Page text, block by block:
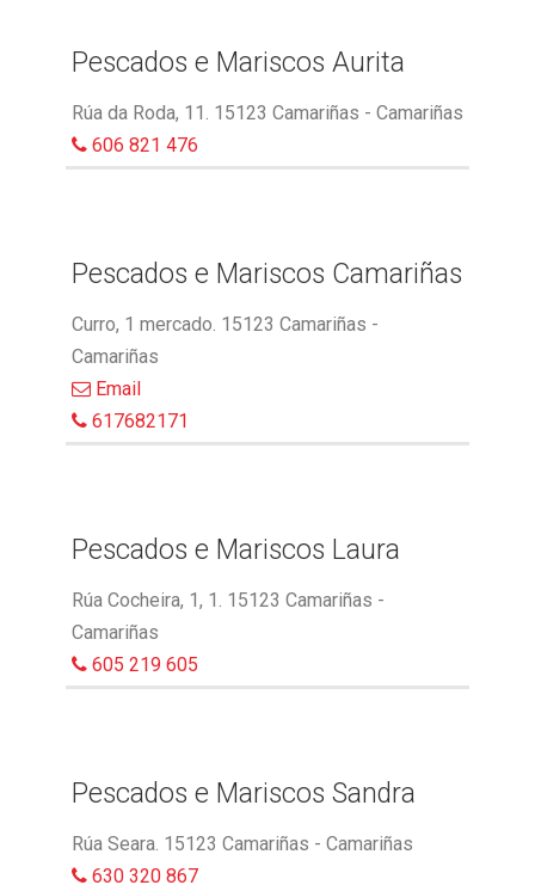
Pescados e Mariscos Aurita
Rúa da Roda, 11. 15123 Camariñas - Camariñas
606 821 476
Pescados e Mariscos Camariñas
Curro, 1 mercado. 15123 Camariñas -
Camariñas
Email
617682171
Pescados e Mariscos Laura
Rúa Cocheira, 1, 1. 15123 Camariñas -
Camariñas
605 219 605
Pescados e Mariscos Sandra
Rúa Seara. 15123 Camariñas - Camariñas
630 320 867